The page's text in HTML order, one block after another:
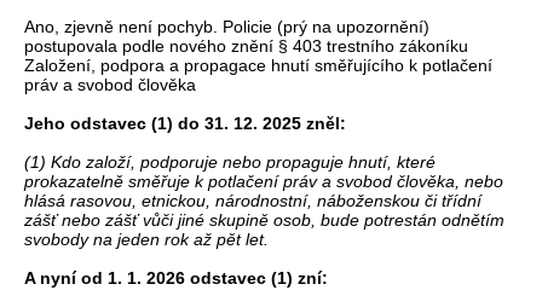
Ano, zjevně není pochyb. Policie (prý na upozornění)
postupovala podle nového znění § 403 trestního zákoníku
Založení, podpora a propagace hnutí směřujícího k potlačení
práv a svobod člověka
Jeho odstavec (1) do 31. 12. 2025 zněl:
(1) Kdo založí, podporuje nebo propaguje hnutí, které
prokazatelně směřuje k potlačení práv a svobod člověka, nebo
hlásá rasovou, etnickou, národnostní, náboženskou či třídní
zášť nebo zášť vůči jiné skupině osob, bude potrestán odnětím
svobody na jeden rok až pět let.
A nyní od 1. 1. 2026 odstavec (1) zní: